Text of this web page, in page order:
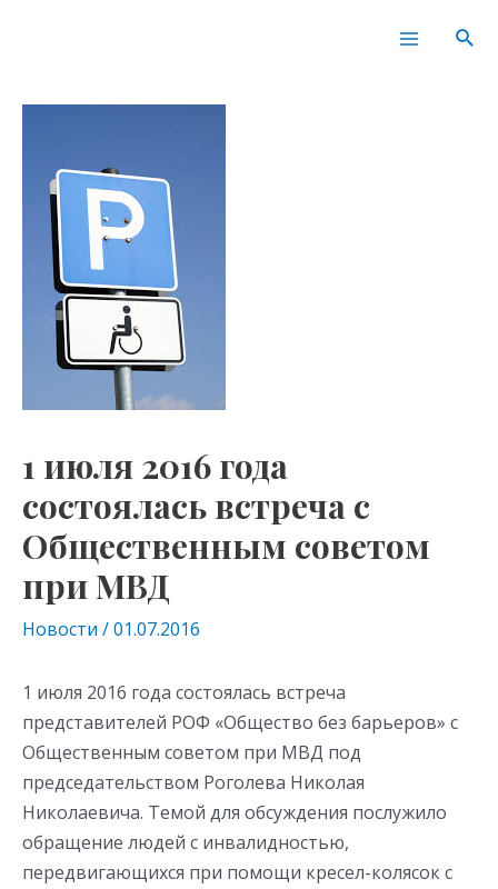
Main
1 июля 2016 года
состоялась встреча с
Общественным советом
при МВД
Новости /01.07.2016
1 июля 2016 года состоялась встреча
представителей РОФ «Общество без барьеров» с
Общественным советом при МВД под
председательством Роголева Николая
Николаевича. Темой для обсуждения послужило
обращение людей с инвалидностью,
передвигающихся при помощи кресел-колясок с